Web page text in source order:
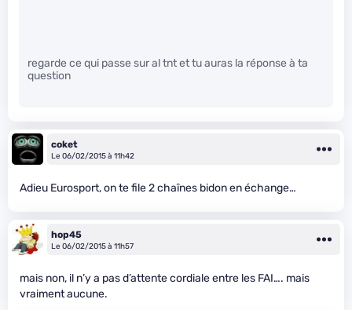
regarde ce qui passe sur al tnt et tu auras la réponse à ta
question
coket
Le 06/02/2015 à 11h42
Adieu Eurosport, on te file 2 chaînes bidon en échange…
hop45
Le 06/02/2015 à 11h57
mais non, il n’y a pas d’attente cordiale entre les FAI…. mais
vraiment aucune.